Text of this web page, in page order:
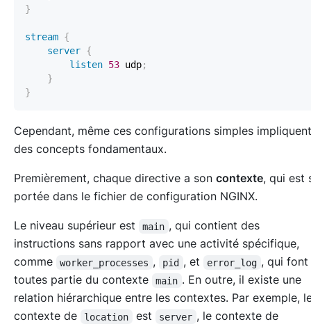
}
stream {
server {
listen 53 udp;
}
}
Cependant, même ces configurations simples impliquent
des concepts fondamentaux.
Premièrement, chaque directive a son contexte, qui est
portée dans le fichier de configuration NGINX.
Le niveau supérieur est main , qui contient des
instructions sans rapport avec une activité spécifique,
comme
worker_processes , pid , et error_log , qui font
toutes partie du contexte
main . En outre, il existe une
relation hiérarchique entre les contextes. Par exemple,
contexte de
location est server , le contexte de